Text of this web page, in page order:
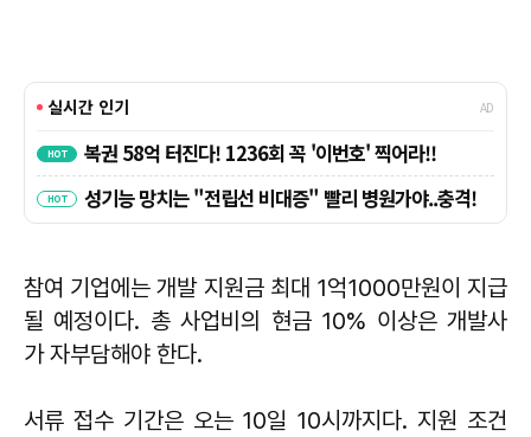
참여 기업에는 개발 지원금 최대 1억1000만원이 지급
될 예정이다. 총 사업비의 현금 10% 이상은 개발사
가 자부담해야 한다.
서류 접수 기간은 오는 10일 10시까지다. 지원 조건